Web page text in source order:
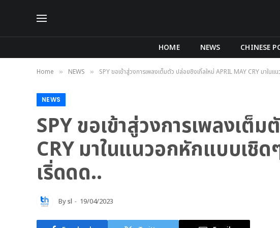
HOME NEWS CHINESE
Home » NEWS » SPY ขอเข้าสู่วงการเพลงเต็มตัว ปล่อยซิงเกิ้ลใหม่ APRIL MAY CRY มาใ
NEWS
SPY ขอเข้าสู่วงการเพลงเต็
CRY มาในแนวอกหักแบบเชิ
เริ่ดดด..
Bysl 19/04/2023